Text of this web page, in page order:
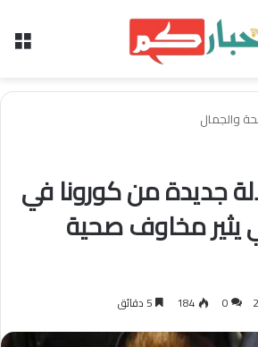
والجمال
جديدة من كورونا في
يثير مخاوف صحية
0
184